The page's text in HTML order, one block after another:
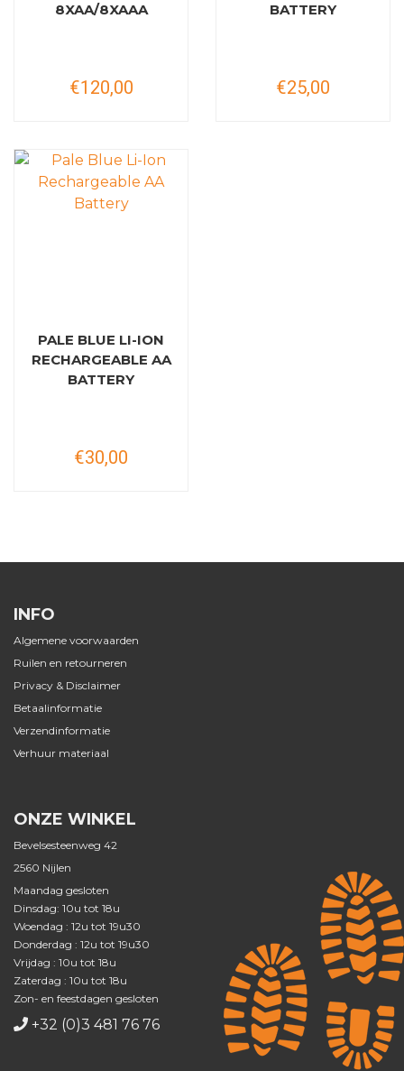
8XAA/8XAAA
€120,00
BATTERY
€25,00
PALE BLUE LI-ION
RECHARGEABLE AA
BATTERY
€30,00
INFO
Algemene voorwaarden
Ruilen en retourneren
Privacy & Disclaimer
Betaalinformatie
Verzendinformatie
Verhuur materiaal
ONZE WINKEL
Bevelsesteenweg 42
2560 Nijlen
Maandag gesloten
Dinsdag: 10u tot 18u
Woendag : 12u tot 19u30
Donderdag : 12u tot 19u30
Vrijdag : 10u tot 18u
Zaterdag : 10u tot 18u
Zon- en feestdagen gesloten
+32 (0)3 481 76 76